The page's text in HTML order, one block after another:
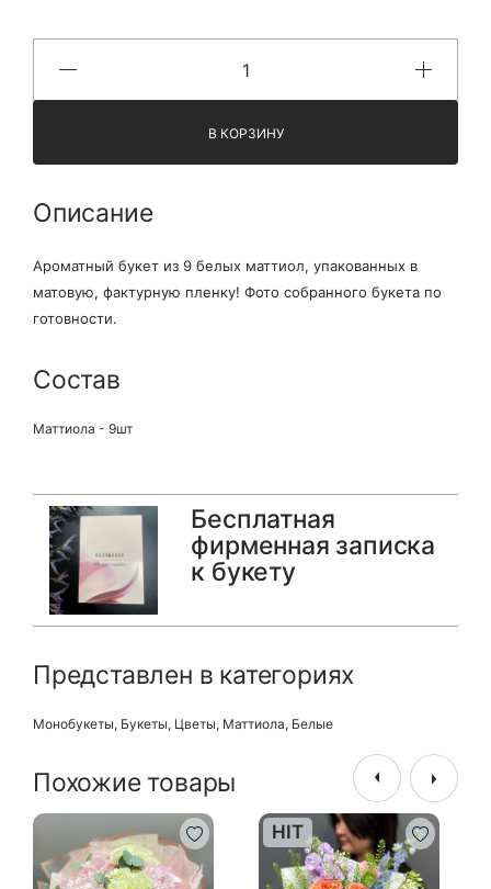
В КОРЗИНУ
Описание
Ароматный букет из 9 белых маттиол, упакованных в
матовую, фактурную пленку! Фото собранного букета по
готовности.
Состав
Маттиола - 9шт
Бесплатная
фирменная записка
к букету
Представлен в категориях
Монобукеты, Букеты, Цветы, Маттиола, Белые
Похожие товары
HIT